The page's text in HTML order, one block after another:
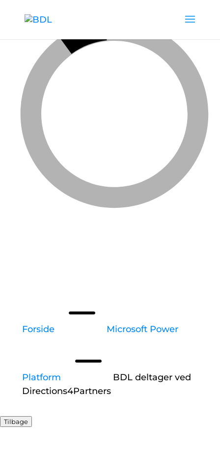
Forside K Microsoft Power
Platform K
BDL deltager ved
Directions4Partners
Tilbage